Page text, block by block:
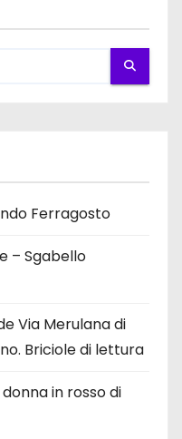
Ferragosto
– Sgabello
Via Merulana di
Briciole di lettura
in rosso di